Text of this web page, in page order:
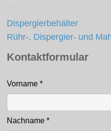
Dispergierbehälter
Rühr-, Dispergier- und
Kontaktformular
Kontakt
Vorname *
Nachname *